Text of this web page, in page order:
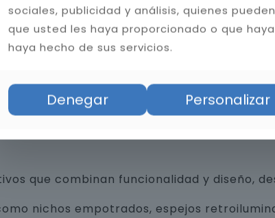
y durabilidad del baño. Instalamos
juntas resistentes a la
que combinan funcionalidad y diseño,
nichos empotrados, espejos
sociales, publicidad y análisis, quienes
que usted les haya proporcionado o que
haya hecho de sus servicios.
Denegar Personalizar